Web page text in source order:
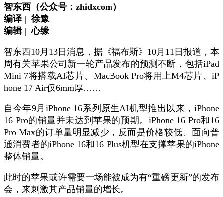
智东西（公众号：zhidxcom）
编译 | 徐豫
编辑 | 心缘
智东西10月13日消息，据《福布斯》10月11日报道，本
周有关苹果公司新一轮产品发布的预测不断，包括iPad
Mini 7将搭载AI芯片、MacBook Pro将用上M4芯片、iP
hone 17 Air仅6mm厚……
自今年9月iPhone 16系列原生AI机型推出以来，iPhone
16 Pro的销量并未达到苹果的预期。iPhone 16 Pro和16
Pro Max的订单量明显减少，反而是价格较低、面向普
通消费者的iPhone 16和16 Plus机型在支撑苹果的iPhone
整体销量。
此时的苹果或许需要一场能被成为有“重磅更新”的发布
会，来刺激其产品销量的增长。